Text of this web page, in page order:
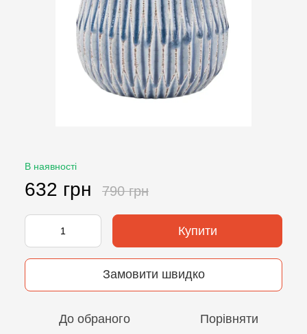
В наявності
632 грн 790 грн
Купити
Замовити швидко
До обраного Порівняти